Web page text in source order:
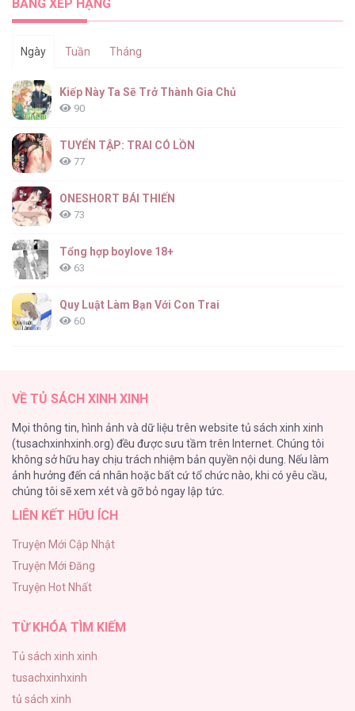
BẢNG XẾP HẠNG
Ngày Tuần Tháng
Kiếp Này Ta Sẽ Trở Thành Gia Chủ
90
TUYỂN TẬP: TRAI CÓ LỒN
77
ONESHORT BÁI THIẾN
73
Tổng hợp boylove 18+
63
Quy Luật Làm Bạn Với Con Trai
60
50
Tuyển Tập Manhwa Ngắn Bạo Dăm
44
CẨN THẬN TRĂNG TRÒN THÁNG 3 ĐẤY
Con Tim Rung Động
41
VỀ TỦ SÁCH XINH XINH
Mọi thông tin, hình ảnh và dữ liệu trên website tủ sách xinh xinh
(tusachxinhxinh.org) đều được sưu tầm trên Internet. Chúng tôi
không sở hữu hay chịu trách nhiệm bản quyền nội dung. Nếu làm
ảnh hưởng đến cá nhân hoặc bất cứ tổ chức nào, khi có yêu cầu,
chúng tôi sẽ xem xét và gỡ bỏ ngay lập tức.
LIÊN KẾT HỮU ÍCH
Truyện Mới Cập Nhật
Truyện Mới Đăng
Truyện Hot Nhất
TỪ KHÓA TÌM KIẾM
Tủ sách xinh xinh
tusachxinhxinh
tủ sách xinh